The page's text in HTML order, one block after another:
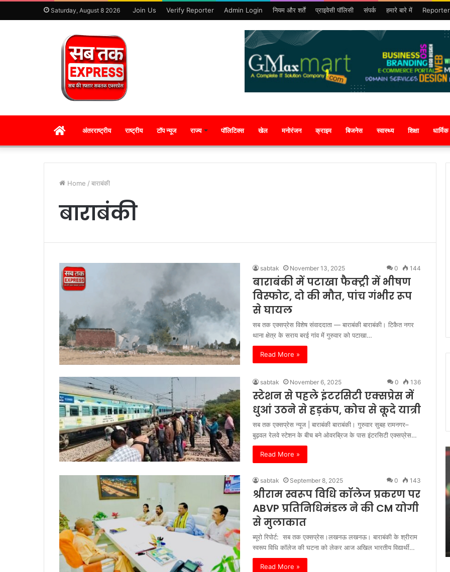
Saturday, August 8 2026 Join Us Verify Reporter Admin Login नियम और शर्तें प्राइवेसी पॉलिसी संपर्क हमारे बारे में
HOMEअंतरराष्ट्रीय राष्ट्रीय टॉप न्यूज राज्य पॉलिटिक्स खेल मनोरंजन क्राइम बिजनेस स्वास्थ्य शिक्षा धार्मिक
Home / बाराबंकी
बाराबंकी
sabtak November 13, 2025 0 144
बाराबंकी में पटाखा फैक्ट्री में भीषण
विस्फोट, दो की मौत, पांच गंभीर रूप
से घायल
सब तक एक्सप्रेस विशेष संवाददाता — बाराबंकी बाराबंकी। टिकैत नगर
थाना क्षेत्र के सराय बरई गांव में गुरुवार को पटाखा…
Read More »
sabtak November 6, 2025 0 136
स्टेशन से पहले इंटरसिटी एक्सप्रेस में
धुआं उठने से हड़कंप, कोच से कूदे यात्री
सब तक एक्सप्रेस न्यूज | बाराबंकी बाराबंकी। गुरुवार सुबह रामनगर–
बुढ़वल रेलवे स्टेशन के बीच बने ओवरब्रिज के पास इंटरसिटी एक्सप्रेस…
Read More »
sabtak September 8, 2025 0 143
श्रीराम स्वरूप विधि कॉलेज प्रकरण पर
ABVP प्रतिनिधिमंडल ने की CM योगी
से मुलाकात
ब्यूरो रिपोर्ट: सब तक एक्सप्रेस।लखनऊ लखनऊ। बाराबंकी के श्रीराम
स्वरूप विधि कॉलेज की घटना को लेकर आज अखिल भारतीय विद्यार्थी…
Read More »
कोन को सीईओ
राहुल
गांधी
प्रयागराज
से
करेंगे
सीधा
संवाद
8 hours ago
राहुल गांधी आज प्रयागराज दौरे पर, छात्रों से
करेंगे सीधा संवाद
बिटकॉइन
ने
के
नीचे
गिरने
से
मुश्किल
से
बचते
हुए
निचले
February 6, 2026
बिटकॉइन ने $60,000 के नीचे गिरने से
मुश्किल से बचते हुए निचले स्तरों से उबरने
की कोशिश की है।
ने